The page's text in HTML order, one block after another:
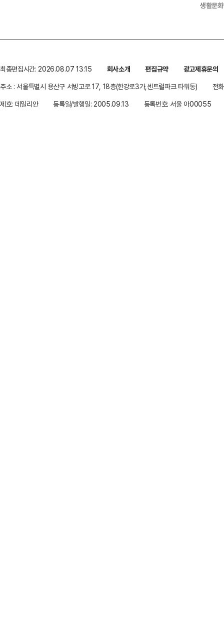
생활문
최종편집시간: 2026.08.07 13:15 회사소개 편집규약
광고제휴문의
주소 : 서울특별시 용산구 서빙고로 17, 18층(한강로3가,센트럴파크 타워동)
전
제호: 데일리안
등록일/발행일: 2005.09.13 등록번호: 서울 아00055